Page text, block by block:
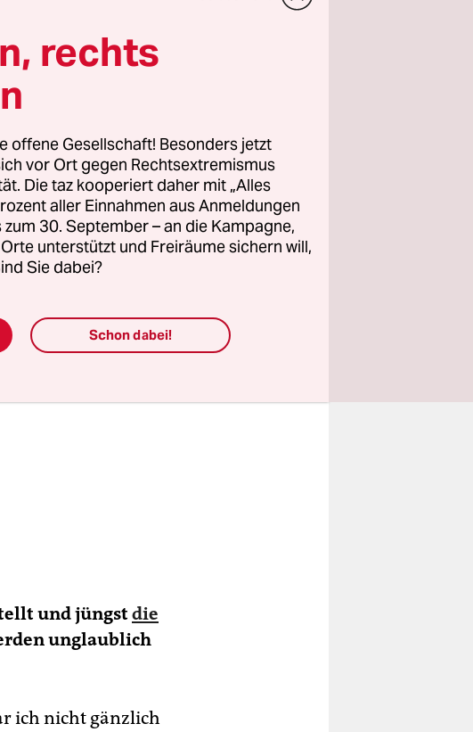
Vermüllung,
Gefühl, mal
ist ein U-
Mich als
Empfinden,
wir das alles auf
und jüngst die
unglaublich
ich nicht gänzlich
rechts
offene Gesellschaft! Besonders jetzt
vor Ort gegen Rechtsextremismus
Die taz kooperiert daher mit „Alles
aller Einnahmen aus Anmeldungen
zum 30. September – an die Kampagne,
unterstützt und Freiräume sichern will,
Sie dabei?
Schon dabei!